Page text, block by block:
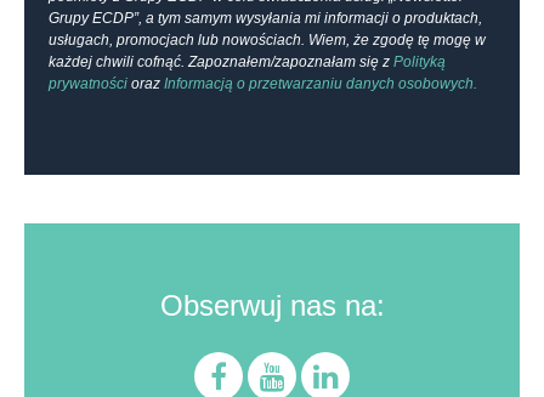
Grupy ECDP”, a tym samym wysyłania mi informacji o produktach,
usługach, promocjach lub nowościach. Wiem, że zgodę tę mogę w
każdej chwili cofnąć. Zapoznałem/zapoznałam się z Polityką
prywatności oraz Informacją o przetwarzaniu danych osobowych.
Obserwuj nas na: